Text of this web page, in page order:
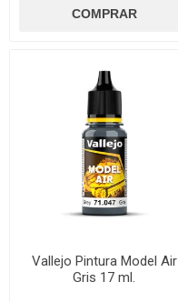
Vallejo Pintura Model Air
Gris 17 ml.